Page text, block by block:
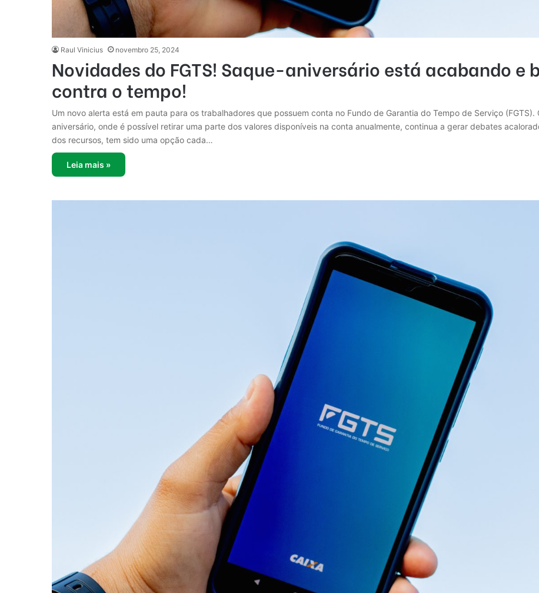
Raul Vinicius novembro 25, 2024
Novidades do FGTS! Saque-aniversário está acabando e
contra o tempo!
Um novo alerta está em pauta para os trabalhadores que possuem conta no Fundo de Garantia do Tempo de Serviço
aniversário, onde é possível retirar uma parte dos valores disponíveis na conta anualmente, continua a gerar debates
dos recursos, tem sido uma opção cada…
Leia mais »